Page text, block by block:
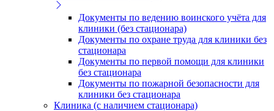
Документы по ведению воинского учёта для
клиники (без стационара)
Документы по охране труда для клиники без
стационара
Документы по первой помощи для клиники
без стационара
Документы по пожарной безопасности для
клиники без стационара
Клиника (с наличием стационара)